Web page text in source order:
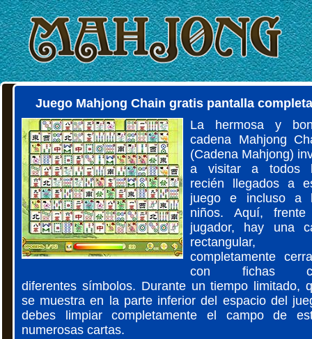
Juego Mahjong Chain gratis pantalla completa
La hermosa y
cadena Mahjong
(Cadena Mahjong)
a visitar a todos
recién llegados a
juego e incluso a
niños. Aquí,
jugador, hay una
rectangular,
completamente
con fichas
diferentes símbolos. Durante un tiempo limitado,
se muestra en la parte inferior del espacio del
debes limpiar completamente el campo de
numerosas cartas.